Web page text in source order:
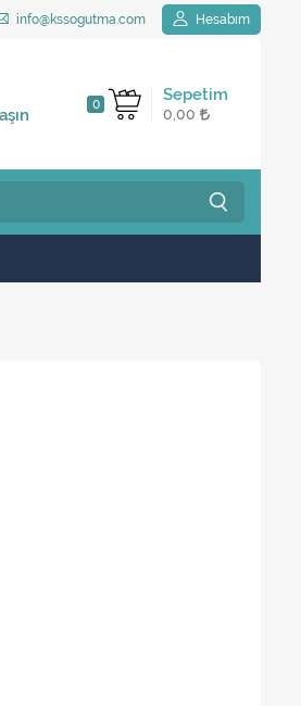
info@kssogutma.com Hesabım
Sepetim
0
0,00